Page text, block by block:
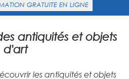
D'ESTIMATION GRATUITE EN LIGNE
antiquités et objets
d'art
les antiquités et objets